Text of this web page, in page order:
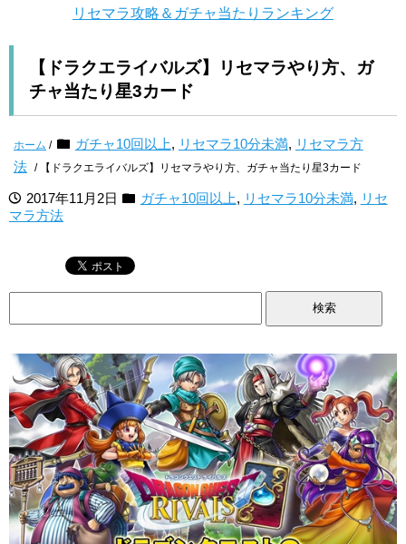
リセマラ攻略＆ガチャ当たりランキング
【ドラクエライバルズ】リセマラやり方、ガ
チャ当たり星3カード
ホーム / ガチャ10回以上, リセマラ10分未満, リセマラ方
法 / 【ドラクエライバルズ】リセマラやり方、ガチャ当たり星3カード
2017年11月2日 ガチャ10回以上, リセマラ10分未満, リセ
マラ方法